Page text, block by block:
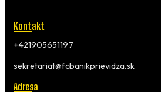
Kontakt
+421905651197
sekretariat@fcbanikprievidza.sk
Adresa